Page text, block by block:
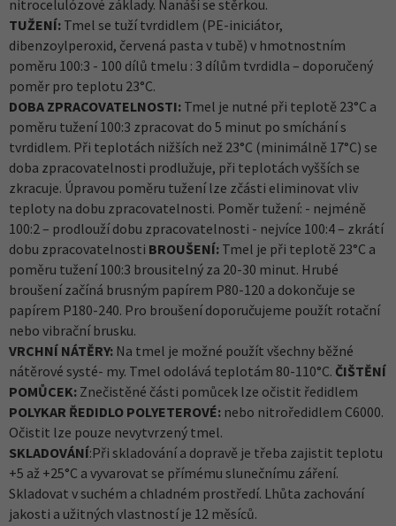
nitrocelulózové základy. Nanáší se stěrkou.
TUŽENÍ: Tmel se tuží tvrdidlem (PE-iniciátor,
dibenzoylperoxid, červená pasta v tubě) v hmotnostním
poměru 100:3 - 100 dílů tmelu : 3 dílům tvrdidla – doporučený
poměr pro teplotu 23°C.
DOBA ZPRACOVATELNOSTI: Tmel je nutné při teplotě 23°C a
poměru tužení 100:3 zpracovat do 5 minut po smíchání s
tvrdidlem. Při teplotách nižších než 23°C (minimálně 17°C) se
doba zpracovatelnosti prodlužuje, při teplotách vyšších se
zkracuje. Úpravou poměru tužení lze zčásti eliminovat vliv
teploty na dobu zpracovatelnosti. Poměr tužení: - nejméně
100:2 – prodlouží dobu zpracovatelnosti - nejvíce 100:4 – zkrátí
dobu zpracovatelnosti BROUŠENÍ: Tmel je při teplotě 23°C a
poměru tužení 100:3 brousitelný za 20-30 minut. Hrubé
broušení začíná brusným papírem P80-120 a dokončuje se
papírem P180-240. Pro broušení doporučujeme použít rotační
nebo vibrační brusku.
VRCHNÍ NÁTĚRY: Na tmel je možné použít všechny běžné
nátěrové systé- my. Tmel odolává teplotám 80-110°C. ČIŠTĚNÍ
POMŮCEK: Znečistěné části pomůcek lze očistit ředidlem
POLYKAR ŘEDIDLO POLYETEROVÉ: nebo nitroředidlem C6000.
Očistit lze pouze nevytvrzený tmel.
SKLADOVÁNÍ:Při skladování a dopravě je třeba zajistit teplotu
+5 až +25°C a vyvarovat se přímému slunečnímu záření.
Skladovat v suchém a chladném prostředí. Lhůta zachování
jakosti a užitných vlastností je 12 měsíců.